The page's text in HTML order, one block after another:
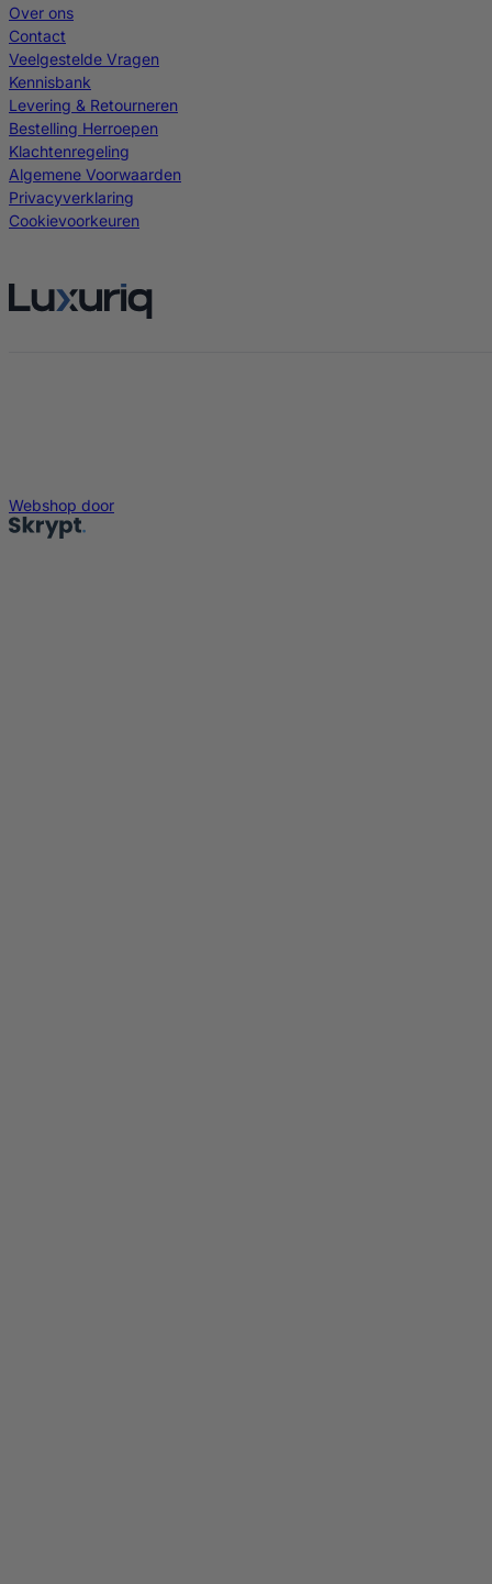
Over ons
Contact
Veelgestelde Vragen
Kennisbank
Levering & Retourneren
Bestelling Herroepen
Klachtenregeling
Algemene Voorwaarden
Privacyverklaring
Cookievoorkeuren
Webshop door